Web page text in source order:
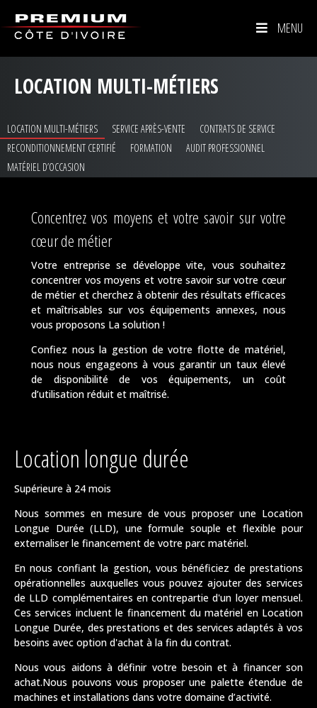
MENU
LOCATION MULTI-MÉTIERS
LOCATION MULTI-MÉTIERS SERVICE APRÈS-VENTE
CONTRATS DE SERVICE
RECONDITIONNEMENT CERTIFIÉ
FORMATION
AUDIT PROFESSIONNEL
MATÉRIEL D’OCCASION
Concentrez vos moyens et votre savoir sur votre
cœur de métier
Votre entreprise se développe vite, vous souhaitez
concentrer vos moyens et votre savoir sur votre cœur
de métier et cherchez à obtenir des résultats efficaces
et maîtrisables sur vos équipements annexes, nous
vous proposons La solution !
Confiez nous la gestion de votre flotte de matériel,
nous nous engageons à vous garantir un taux élevé
de disponibilité de vos équipements, un coût
d’utilisation réduit et maîtrisé.
Location longue durée
Supérieure à 24 mois
Nous sommes en mesure de vous proposer une Location
Longue Durée (LLD), une formule souple et flexible pour
externaliser le financement de votre parc matériel.
En nous confiant la gestion, vous bénéficiez de prestations
opérationnelles auxquelles vous pouvez ajouter des services
de LLD complémentaires en contrepartie d'un loyer mensuel.
Ces services incluent le financement du matériel en Location
Longue Durée, des prestations et des services adaptés à vos
besoins avec option d'achat à la fin du contrat.
Nous vous aidons à définir votre besoin et à financer son
achat.Nous pouvons vous proposer une palette étendue de
machines et installations dans votre domaine d’activité.